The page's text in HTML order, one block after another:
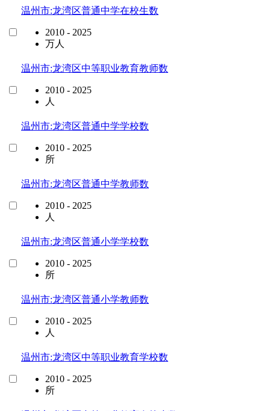
温州市:龙湾区普通中学在校生数
2010 - 2025
万人
温州市:龙湾区中等职业教育教师数
2010 - 2025
人
温州市:龙湾区普通中学学校数
2010 - 2025
所
温州市:龙湾区普通中学教师数
2010 - 2025
人
温州市:龙湾区普通小学学校数
2010 - 2025
所
温州市:龙湾区普通小学教师数
2010 - 2025
人
温州市:龙湾区中等职业教育学校数
2010 - 2025
所